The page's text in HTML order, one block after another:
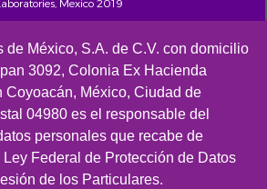
Mexico 2019
de México, S.A. de C.V. con domicilio
3092, Colonia Ex Hacienda
Coyoacán, México, Ciudad de
04980 es el responsable del
personales que recabe de
Federal de Protección de Datos
de los Particulares.